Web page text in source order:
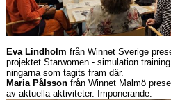
Eva Lindholm från Winnet Sverige
projektet Starwomen - simulation
ningarna som tagits fram där.
Maria Pålsson från Winnet Malmö
av aktuella aktiviteter. Imponerande.